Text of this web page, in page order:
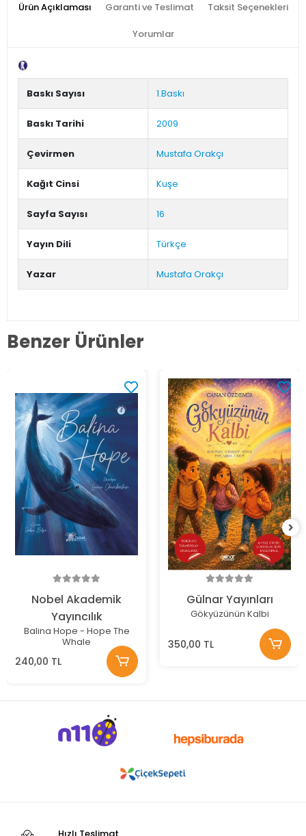
Ürün Açıklaması Garanti ve Teslimat Taksit Seçenekleri
Yorumlar
Baskı Sayısı 1.Baskı
Baskı Tarihi 2009
Çevirmen Mustafa Orakçı
Kağıt Cinsi Kuşe
Sayfa Sayısı 16
Yayın Dili Türkçe
Yazar Mustafa Orakçı
Benzer Ürünler
Nobel Akademik
Yayıncılık
Balina Hope - Hope The
Whale
240,00 TL
Gülnar Yayınları
Gökyüzünün Kalbi
350,00 TL